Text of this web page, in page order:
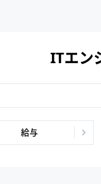
ITエン
給与